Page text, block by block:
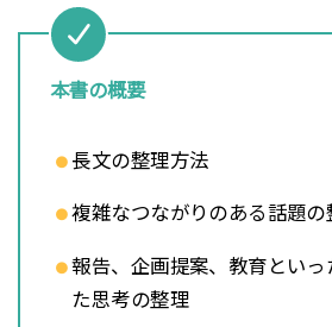
本書の概要
長文の整理方法
複雑なつながりのある話題の
報告、企画提案、教育といっ
た思考の整理